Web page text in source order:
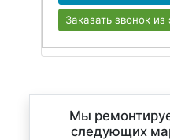
Заказать звонок из
Мы
следующих